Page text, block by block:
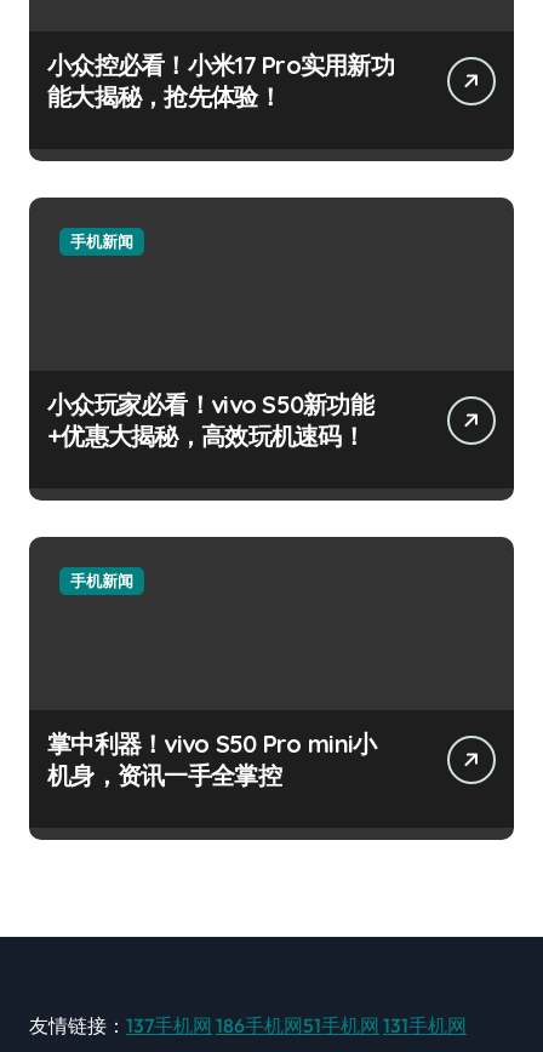
小众控必看！小米17 Pro实用新功
能大揭秘，抢先体验！
手机新闻
小众玩家必看！vivo S50新功能
+优惠大揭秘，高效玩机速码！
手机新闻
掌中利器！vivo S50 Pro mini小
机身，资讯一手全掌控
友情链接： 137手机网 186手机网51手机网 131手机网